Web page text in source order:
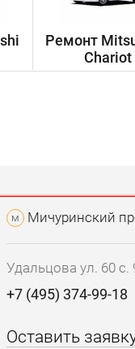
Ремонт
Chariot
м Мичуринский
Удальцова ул. 60 с.
+7 (495) 374-99-18
Оставить